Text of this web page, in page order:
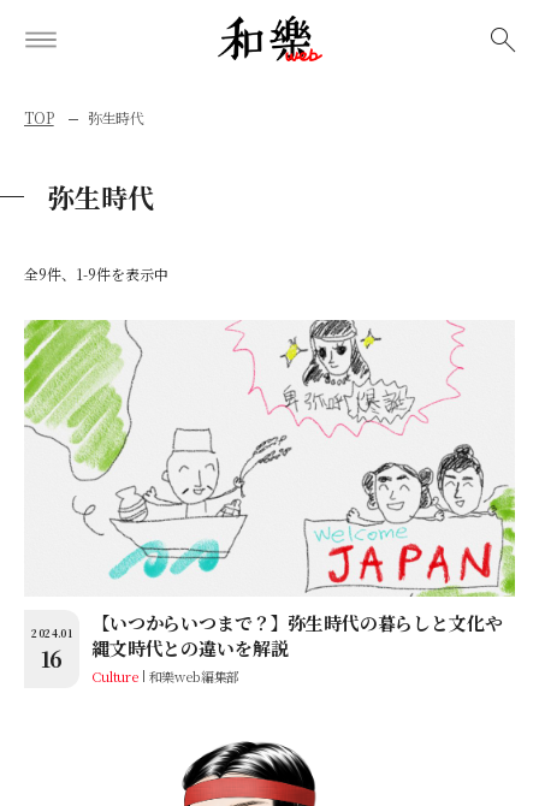
TOP 弥生時代
弥生時代
全9件、1-9件を表示中
2024.01
16
【いつからいつまで？】弥生時代の暮らしと文化や
縄文時代との違いを解説
Culture 和樂web編集部